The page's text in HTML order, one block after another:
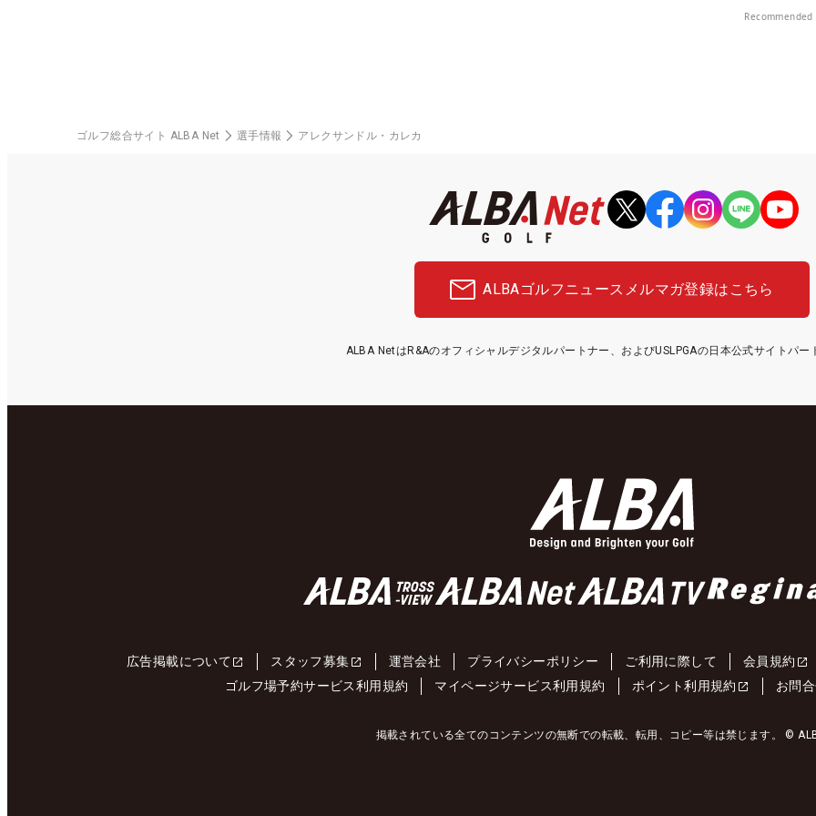
Recommended
ゴルフ総合サイト ALBA Net 選手情報 アレクサンドル・カレカ
ALBAゴルフニュース メルマガ登録はこちら
ALBA NetはR&Aのオフィシャルデジタルパートナー、およびUSLPGAの日本公式サイトパー
広告掲載について スタッフ募集 運営会社 プライバシーポリシー ご利用に際して 会員規約
ゴルフ場予約サービス利用規約
マイページサービス利用規約 ポイント利用規約 お問
掲載されている全てのコンテンツの無断での転載、転用、コピー等は禁じます。 ©